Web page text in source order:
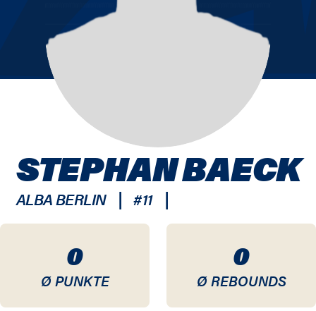
0
Ø PUNKTE
0
Ø REBOUNDS
STEPHAN BAECK
ALBA BERLIN | #11 |